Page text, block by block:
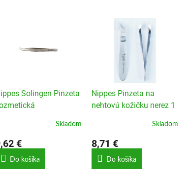
Solingen Pinzeta
Skladom
€
Do košíka
Nippes Pinzeta na
nehtovú kožičku nerez 1
Skladom
8,71 €
Do košíka